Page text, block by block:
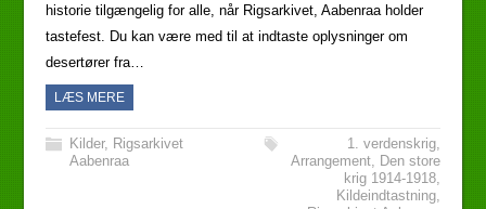
historie tilgængelig for alle, når Rigsarkivet, Aabenraa holder
tastefest. Du kan være med til at indtaste oplysninger om
desertører fra…
LÆS MERE
Kilder, Rigsarkivet
Aabenraa
1. verdenskrig,
Arrangement,
Den store
krig 1914-1918,
Kildeindtastning,